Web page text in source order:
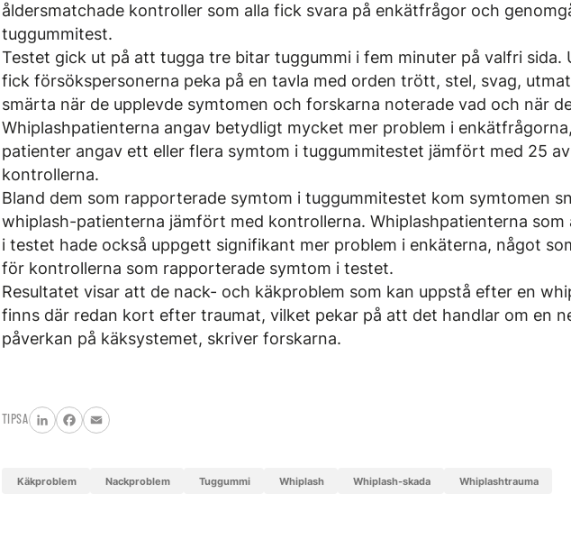
åldersmatchade kontroller som alla fick svara på enkätfrågor och
tuggummitest.
Testet gick ut på att tugga tre bitar tuggummi i fem minuter på valfri sida.
fick försökspersonerna peka på en tavla med orden trött, stel, svag,
smärta när de upplevde symtomen och forskarna noterade vad och när
Whiplashpatienterna angav betydligt mycket mer problem i
patienter angav ett eller flera symtom i tuggummitestet jämfört med 25
kontrollerna.
Bland dem som rapporterade symtom i tuggummitestet kom symtomen
whiplash-patienterna jämfört med kontrollerna. Whiplashpatienterna som
i testet hade också uppgett signifikant mer problem i enkäterna, något
för kontrollerna som rapporterade symtom i testet.
Resultatet visar att de nack- och käkproblem som kan uppstå efter en
finns där redan kort efter traumat, vilket pekar på att det handlar om en
påverkan på käksystemet, skriver forskarna.
TIPSA
LinkedInFacebook
Email
käkproblem nackproblem tuggummi whiplash whiplash-skada whiplashtrauma